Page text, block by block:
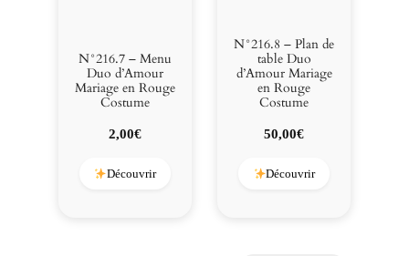
N°216.7 – Menu
Duo d’Amour
Mariage en Rouge
Costume
2,00€
Découvrir
N°216.8 – Plan de
table Duo
d’Amour Mariage
en Rouge
Costume
50,00€
Découvrir